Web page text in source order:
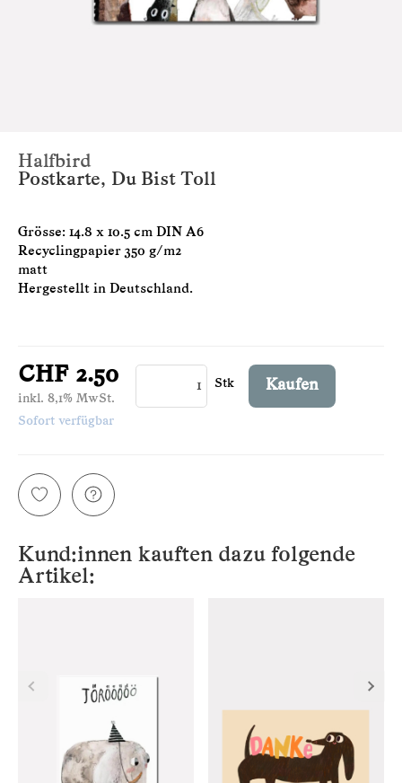
Halfbird
Postkarte, Du Bist Toll
Grösse: 14.8 x 10.5 cm DIN A6
Recyclingpapier 350 g/m2
matt
Hergestellt in Deutschland.
CHF 2.50
inkl. 8,1% MwSt.
Sofort verfügbar
Stk Kaufen
Kund:innen kauften dazu folgende
Artikel: